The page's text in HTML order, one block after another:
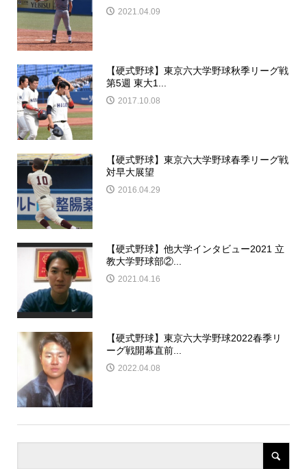
2021.04.09
【硬式野球】東京六大学野球秋季リーグ戦
第5週 東大1...
2017.10.08
【硬式野球】東京六大学野球春季リーグ戦
対早大展望
2016.04.29
【硬式野球】他大学インタビュー2021 立
教大学野球部②...
2021.04.16
【硬式野球】東京六大学野球2022春季リ
ーグ戦開幕直前...
2022.04.08